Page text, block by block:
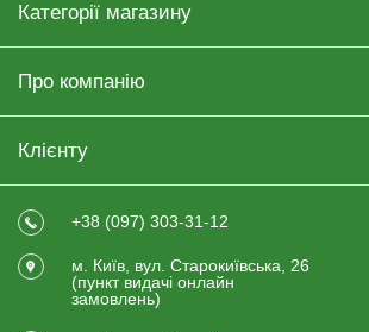
Категорії магазину
Про компанію
Клієнту
+38 (097) 303-31-12
м. Київ, вул. Старокиївська, 26
(пункт видачi онлайн
замовлень)